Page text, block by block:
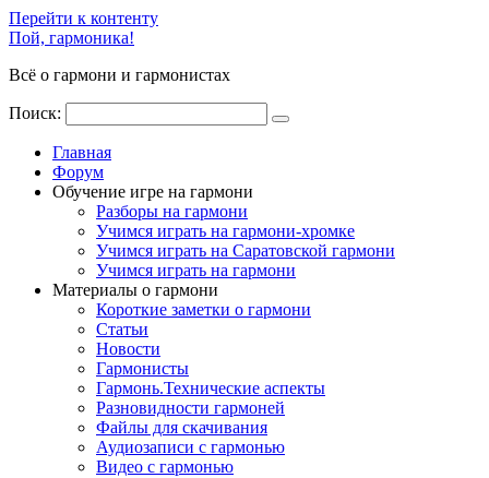
Перейти к контенту
Пой, гармоника!
Всё о гармони и гармонистах
Поиск:
Главная
Форум
Обучение игре на гармони
Разборы на гармони
Учимся играть на гармони-хромке
Учимся играть на Саратовской гармони
Учимся играть на гармони
Материалы о гармони
Короткие заметки о гармони
Cтатьи
Новости
Гармонисты
Гармонь.Технические аспекты
Разновидности гармоней
Файлы для скачивания
Аудиозаписи с гармонью
Видео с гармонью